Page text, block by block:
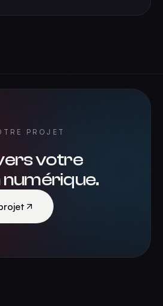
PROJET
votre